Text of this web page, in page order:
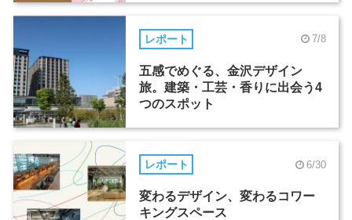
レポート 7/8
五感でめぐる、金沢デザイン
旅。建築・工芸・香りに出会う4
つのスポット
レポート 6/30
変わるデザイン、変わるコワー
キングスペース